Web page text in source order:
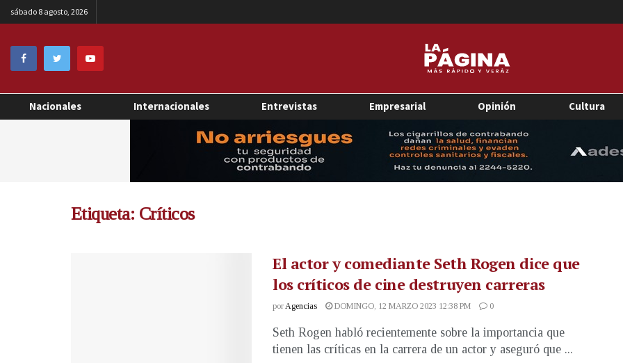
sábado 8 agosto, 2026
Nacionales Internacionales Entrevistas Empresarial Opinión Cultura
Etiqueta: Críticos
El actor y comediante Seth Rogen dice que
los críticos de cine destruyen carreras
porAgencias DOMINGO, 12 MARZO 2023 12:38 PM 0
Seth Rogen habló recientemente sobre la importancia que
tienen las críticas en la carrera de un actor y aseguró que ...